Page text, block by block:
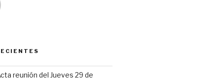
reunión del Jueves 29 de